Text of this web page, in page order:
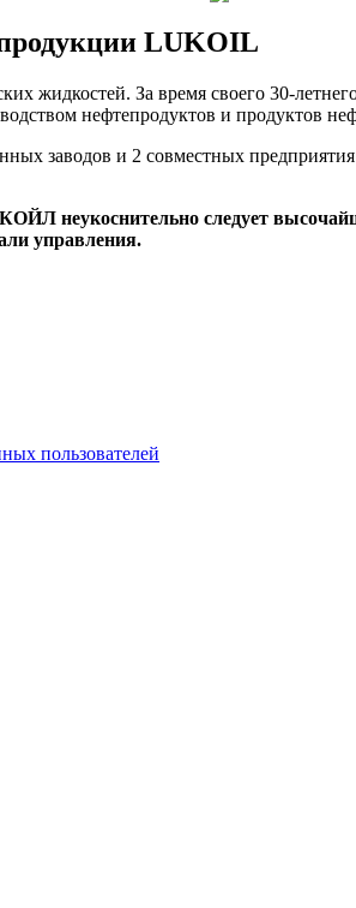
LUKOIL
жидкостей. За время своего 30-
нефтепродуктов и продуктов
заводов и 2 совместных
неукоснительно следует
управления.
пользователей